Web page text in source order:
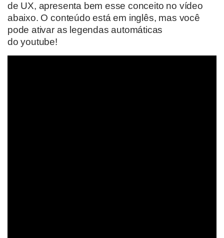
de UX, apresenta bem esse conceito no vídeo
abaixo. O conteúdo está em inglês, mas você
pode ativar as legendas automáticas
do youtube!